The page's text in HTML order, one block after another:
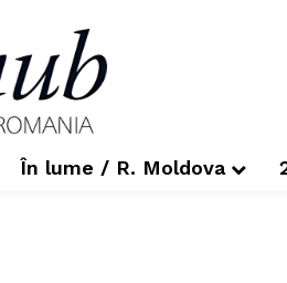
În lume / R. Moldova